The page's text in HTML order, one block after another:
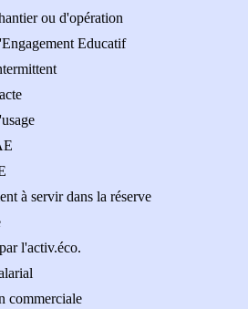
ou d'opération
Educatif
à servir dans la réserve
l'activ.éco.
commerciale